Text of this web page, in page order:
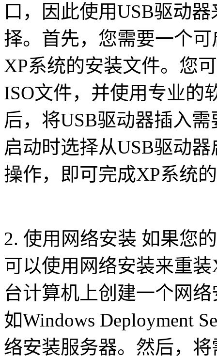
口，因此使用USB驱动
择。首先，您需要一个
XP系统的安装文件。您
ISO文件，并使用专业的
后，将USB驱动器插入
启动时选择从USB驱动
操作，即可完成XP系统
2. 使用网络安装 如果您
可以使用网络安装来重
台计算机上创建一个网
如Windows Deployment
络安装服务器。然后，